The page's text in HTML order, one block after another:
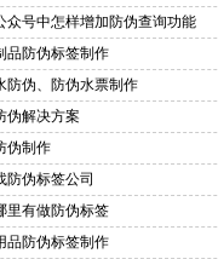
众号中怎样增加防伪查询功能
品防伪标签制作
防伪、防伪水票制作
伪解决方案
伪制作
防伪标签公司
里有做防伪标签
品防伪标签制作